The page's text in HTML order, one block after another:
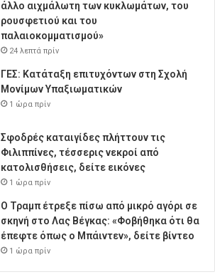
άλλο αιχμάλωτη των κυκλωμάτων, του
ρουσφετιού και του
παλαιοκομματισμού»
24 λεπτά πρίν
ΓΕΣ: Κατάταξη επιτυχόντων στη Σχολή
Μονίμων Υπαξιωματικών
1 ώρα πρίν
Σφοδρές καταιγίδες πλήττουν τις
Φιλιππίνες, τέσσερις νεκροί από
κατολισθήσεις, δείτε εικόνες
1 ώρα πρίν
Ο Τραμπ έτρεξε πίσω από μικρό αγόρι σε
σκηνή στο Λας Βέγκας: «Φοβήθηκα ότι θα
έπεφτε όπως ο Μπάιντεν», δείτε βίντεο
1 ώρα πρίν